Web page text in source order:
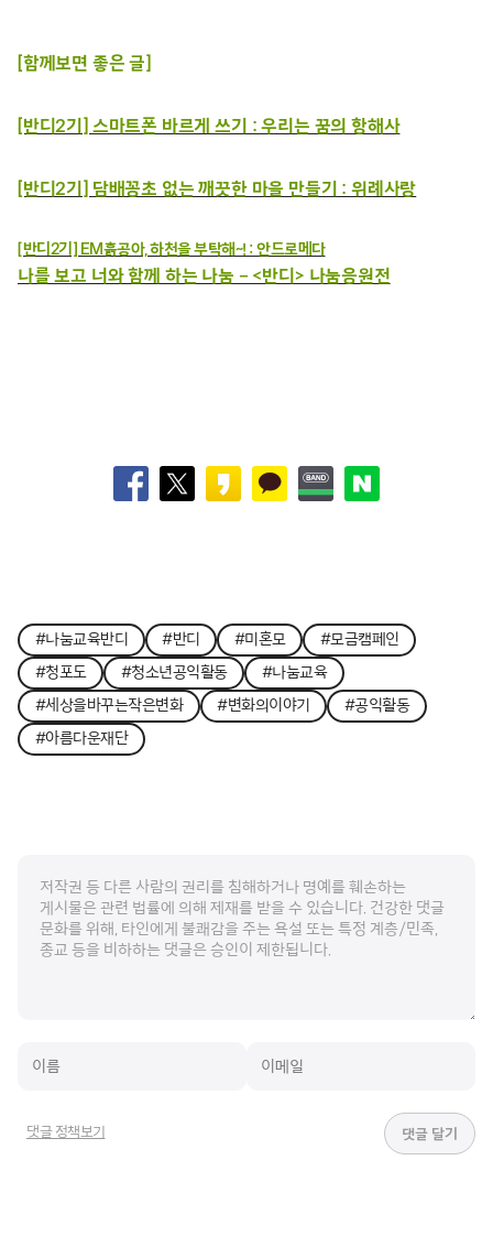
[함께보면 좋은 글]
[반디2기] 스마트폰 바르게 쓰기 : 우리는 꿈의 항해사
[반디2기] 담배꽁초 없는 깨끗한 마을 만들기 : 위례사랑
[반디2기] EM흙공아, 하천을 부탁해~! : 안드로메다
나를 보고 너와 함께 하는 나눔 – <반디> 나눔응원전
#나눔교육반디 #반디 #미혼모
#모금캠페인
#청포도
#청소년공익활동
#나눔교육
#세상을바꾸는작은변화
#변화의이야기
#공익활동
#아름다운재단
댓글 정책보기